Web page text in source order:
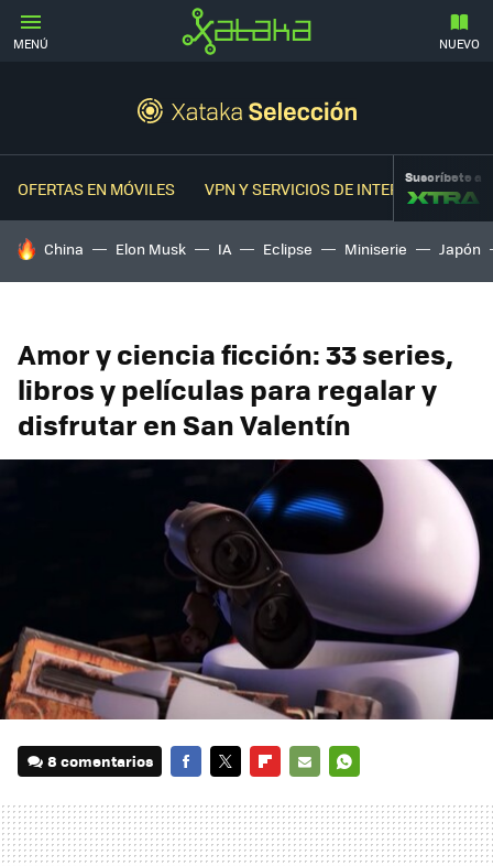
MENÚ NUEVO
OFERTAS EN MÓVILES VPN Y SERVICIOS DE INTERNETSuscríbete a
HOY SE HABLA DE
China Elon Musk IA Eclipse Miniserie Japón
Amor y ciencia ficción: 33 series,
libros y películas para regalar y
disfrutar en San Valentín
8 comentarios
MAIL